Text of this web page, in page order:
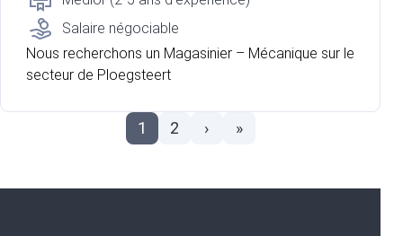
Salaire négociable
Nous recherchons un Magasinier – Mécanique sur le
secteur de Ploegsteert
1 2 › »